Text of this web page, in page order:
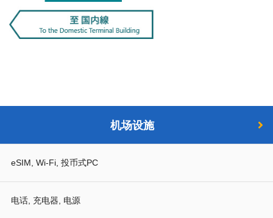
机场设施
eSIM, Wi-Fi, 投币式PC
电话, 充电器, 电源